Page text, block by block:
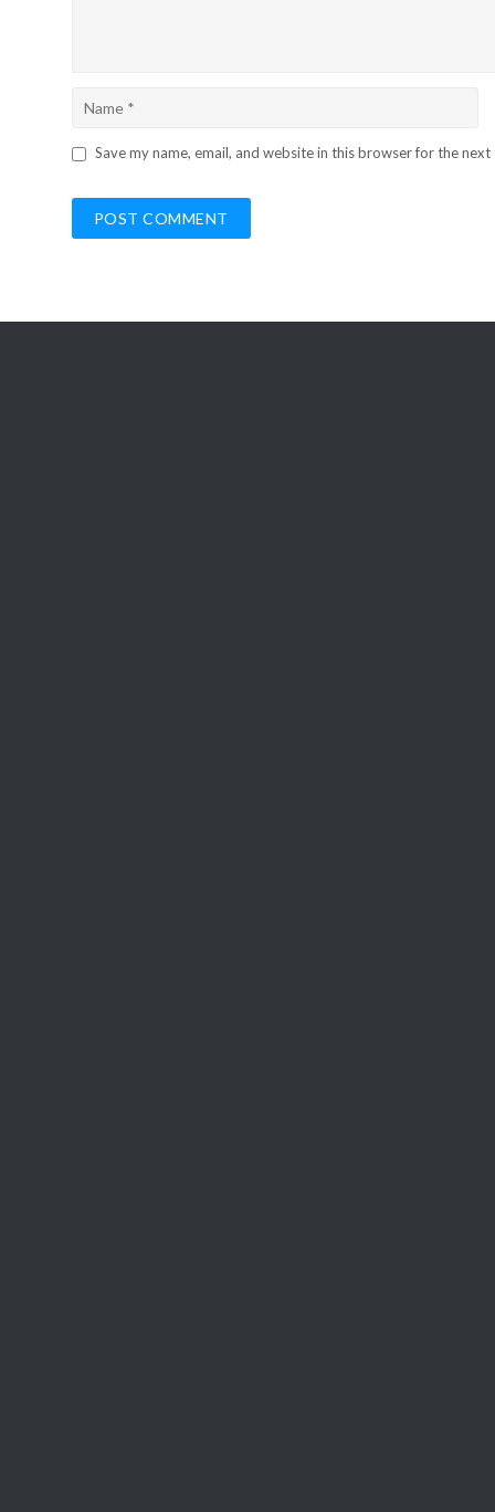
Save my name, email, and website in this browser for the